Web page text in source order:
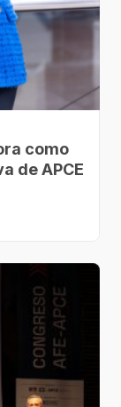
como
de APCE